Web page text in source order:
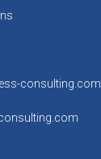
consulting.com